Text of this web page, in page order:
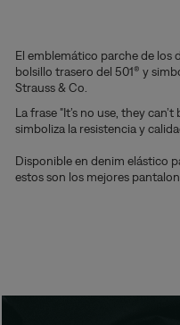
El emblemático parche de los
bolsillo trasero del 501® y
Strauss & Co.
La frase "It’s no use, they
simboliza la resistencia y
Disponible en denim elástico
estos son los mejores